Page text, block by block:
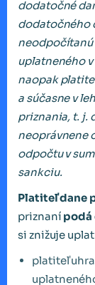
dodatočné
dodatočného
uplatneného
naopak
a súčasne v
priznania, t. j.
neoprávnene
odpočtu v
sankciu.
Platiteľ dane
priznaní podá
si znižuje
platiteľ